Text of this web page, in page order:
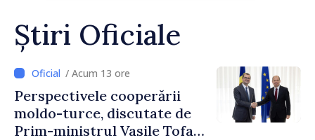
Știri Oficiale
/ Acum 13 ore
Perspectivele cooperării
moldo-turce, discutate de
Prim-ministrul Vasile Tofan